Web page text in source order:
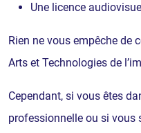
Une licence
Rien ne vous empêche de
Arts et Technologies de
Cependant, si vous êtes
professionnelle ou si vous